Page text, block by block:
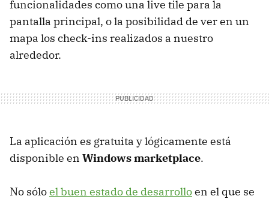
funcionalidades como una live tile para la
pantalla principal, o la posibilidad de ver en un
mapa los check-ins realizados a nuestro
alrededor.
La aplicación es gratuita y lógicamente está
disponible en Windows marketplace.
No sóloel buen estado de desarrolloen el que se